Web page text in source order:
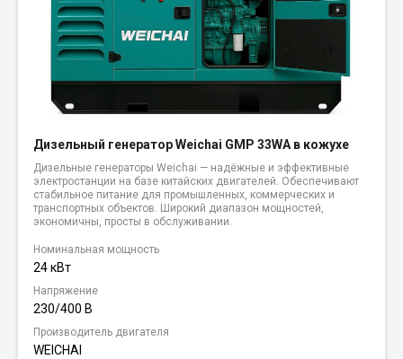
Дизельный генератор Weichai GMP 33WA в кожухе
Дизельные генераторы Weichai — надёжные и эффективные
электростанции на базе китайских двигателей. Обеспечивают
стабильное питание для промышленных, коммерческих и
транспортных объектов. Широкий диапазон мощностей,
экономичны, просты в обслуживании.
Номинальная мощность
24 кВт
Напряжение
230/400 В
Производитель двигателя
WEICHAI